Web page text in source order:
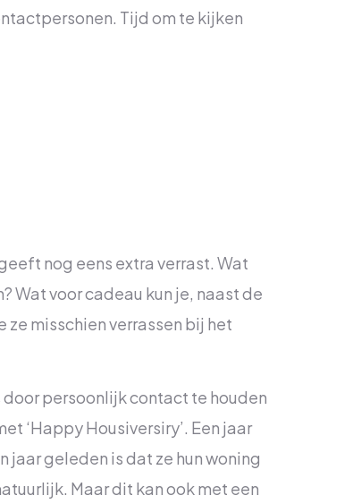
Tijd om te kijken
nog eens extra verrast. Wat
Wat voor cadeau kun je, naast de
misschien verrassen bij het
persoonlijk contact te houden
‘Happy Housiversiry’. Een jaar
jaar geleden is dat ze hun woning
Maar dit kan ook met een